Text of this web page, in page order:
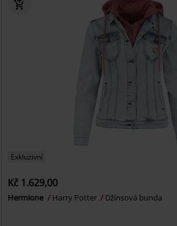
Exkluzivní
Kč 1.629,00
Hermione Harry Potter Džínsová bunda